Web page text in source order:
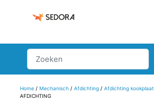
Home/ Mechanisch/ Afdichting/ Afdichting kookplaat
AFDICHTING